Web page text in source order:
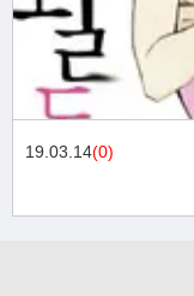
19.03.14(0)